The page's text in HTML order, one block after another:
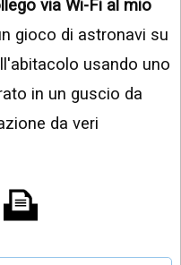
via Wi-Fi al mio
gioco di astronavi su
usando uno
in un guscio da
da veri